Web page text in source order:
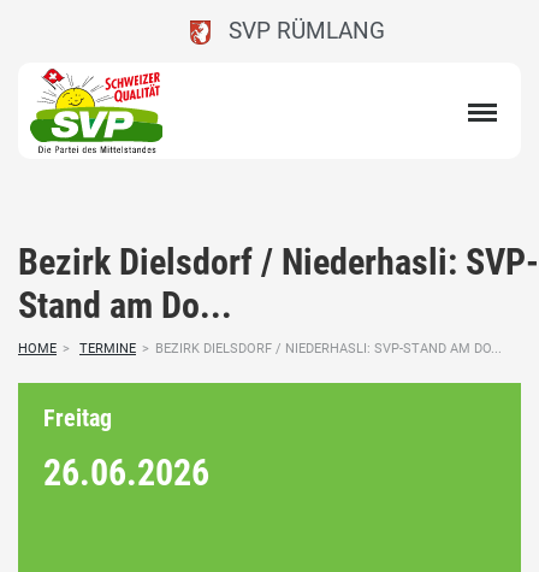
SVP RÜMLANG
Bezirk Dielsdorf / Niederhasli: SVP-
Stand am Do...
HOME > TERMINE > BEZIRK DIELSDORF / NIEDERHASLI: SVP-STAND AM DO...
Freitag
26.06.2026